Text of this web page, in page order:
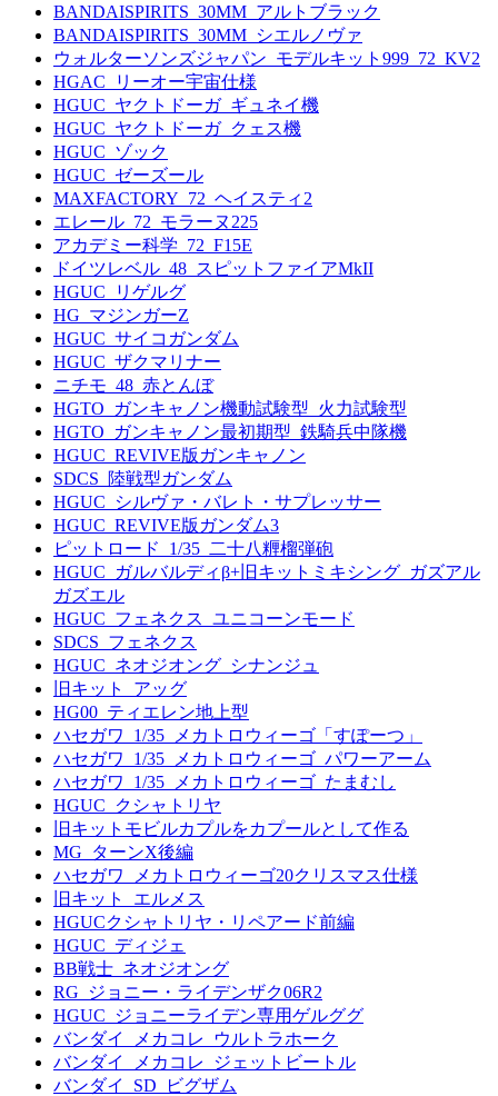
BANDAISPIRITS_30MM_アルトブラック
BANDAISPIRITS_30MM_シエルノヴァ
ウォルターソンズジャパン_モデルキット999_72_KV2
HGAC_リーオー宇宙仕様
HGUC_ヤクトドーガ_ギュネイ機
HGUC_ヤクトドーガ_クェス機
HGUC_ゾック
HGUC_ゼーズール
MAXFACTORY_72_ヘイスティ2
エレール_72_モラーヌ225
アカデミー科学_72_F15E
ドイツレベル_48_スピットファイアMkII
HGUC_リゲルグ
HG_マジンガーZ
HGUC_サイコガンダム
HGUC_ザクマリナー
ニチモ_48_赤とんぼ
HGTO_ガンキャノン機動試験型_火力試験型
HGTO_ガンキャノン最初期型_鉄騎兵中隊機
HGUC_REVIVE版ガンキャノン
SDCS_陸戦型ガンダム
HGUC_シルヴァ・バレト・サプレッサー
HGUC_REVIVE版ガンダム3
ピットロード_1/35_二十八糎榴弾砲
HGUC_ガルバルディβ+旧キットミキシング_ガズアル
ガズエル
HGUC_フェネクス_ユニコーンモード
SDCS_フェネクス
HGUC_ネオジオング_シナンジュ
旧キット_アッグ
HG00_ティエレン地上型
ハセガワ_1/35_メカトロウィーゴ「すぽーつ」
ハセガワ_1/35_メカトロウィーゴ_パワーアーム
ハセガワ_1/35_メカトロウィーゴ_たまむし
HGUC_クシャトリヤ
旧キットモビルカプルをカプールとして作る
MG_ターンX後編
ハセガワ_メカトロウィーゴ20クリスマス仕様
旧キット_エルメス
HGUCクシャトリヤ・リペアード前編
HGUC_ディジェ
BB戦士_ネオジオング
RG_ジョニー・ライデンザク06R2
HGUC_ジョニーライデン専用ゲルググ
バンダイ_メカコレ_ウルトラホーク
バンダイ_メカコレ_ジェットビートル
バンダイ_SD_ビグザム